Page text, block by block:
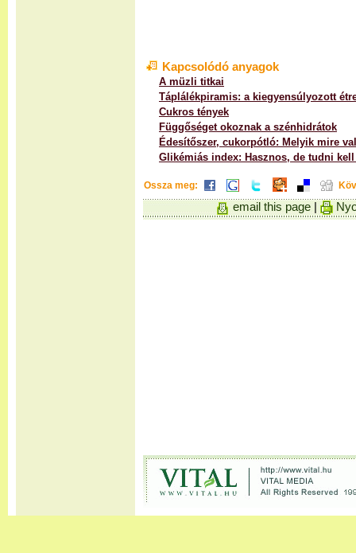
Kapcsolódó anyagok
A müzli titkai
Táplálékpiramis: a kiegyensúlyozott
Cukros tények
Függőséget okoznak a szénhidrátok
Édesítőszer, cukorpótló: Melyik mire
Glikémiás index: Hasznos, de tudni
Ossza meg:
email this page